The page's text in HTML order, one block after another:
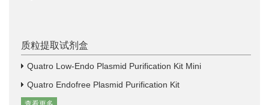
质粒提取试剂盒
Quatro Low-Endo Plasmid Purification Kit Mini
Quatro Endofree Plasmid Purification Kit